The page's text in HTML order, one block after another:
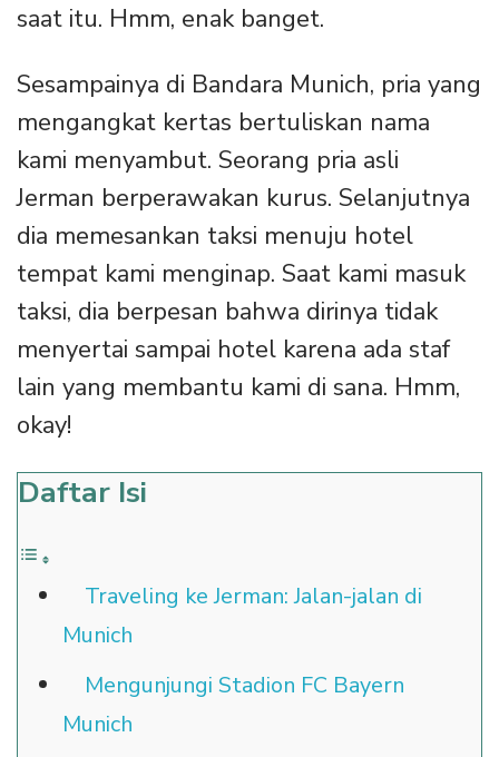
saat itu. Hmm, enak banget.
Sesampainya di Bandara Munich, pria yang
mengangkat kertas bertuliskan nama
kami menyambut. Seorang pria asli
Jerman berperawakan kurus. Selanjutnya
dia memesankan taksi menuju hotel
tempat kami menginap. Saat kami masuk
taksi, dia berpesan bahwa dirinya tidak
menyertai sampai hotel karena ada staf
lain yang membantu kami di sana. Hmm,
okay!
Daftar Isi
Traveling ke Jerman: Jalan-jalan di
Munich
Mengunjungi Stadion FC Bayern
Munich